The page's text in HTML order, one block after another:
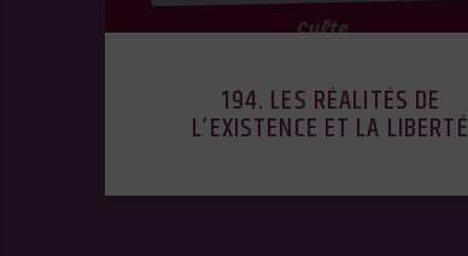
194. LES RÉALITÉS DE
L’EXISTENCE ET LA LIBERTÉ